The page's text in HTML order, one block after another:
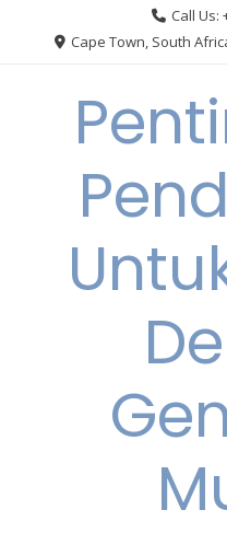
Call Us:
Cape Town, South